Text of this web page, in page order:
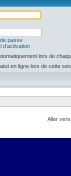
passe
d’activation
lors de
en ligne lors de cette
Aller vers